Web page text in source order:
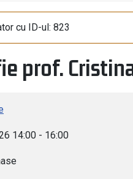
cu ID-ul: 823
prof.
14:00 - 16:00